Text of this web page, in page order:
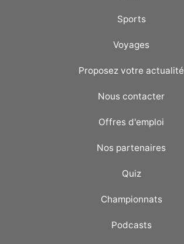
Sports
Voyages
Proposez votre actualité
Nous contacter
Offres d'emploi
Nos partenaires
Quiz
Championnats
Podcasts